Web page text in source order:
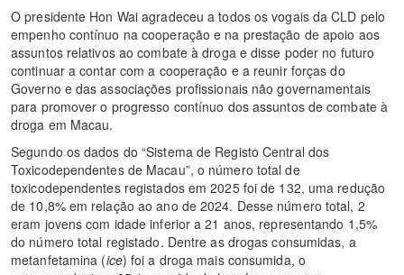
O presidente Hon Wai agradeceu a todos os vogais da CLD pelo
empenho contínuo na cooperação e na prestação de apoio aos
assuntos relativos ao combate à droga e disse poder no futuro
continuar a contar com a cooperação e a reunir forças do
Governo e das associações profissionais não governamentais
para promover o progresso contínuo dos assuntos de combate à
droga em Macau.
Segundo os dados do “Sistema de Registo Central dos
Toxicodependentes de Macau”, o número total de
toxicodependentes registados em 2025 foi de 132, uma redução
de 10,8% em relação ao ano de 2024. Desse número total, 2
eram jovens com idade inferior a 21 anos, representando 1,5%
do número total registado. Dentre as drogas consumidas, a
metanfetamina (ice) foi a droga mais consumida, o